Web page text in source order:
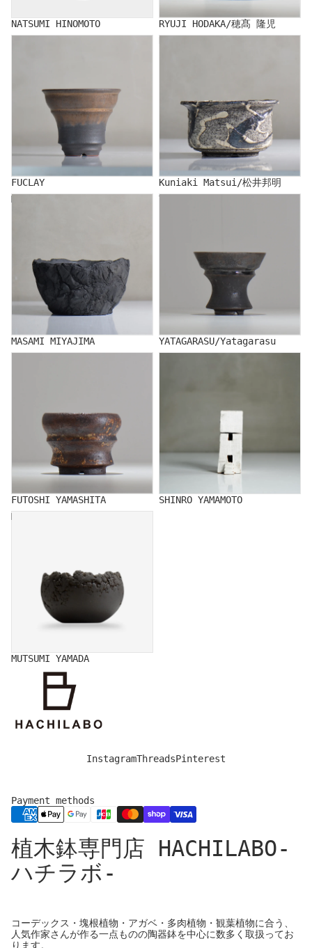
NATSUMI HINOMOTO
RYUJI HODAKA/穂髙 隆児
FUCLAY
Kuniaki Matsui/松井邦明
MASAMI MIYAJIMA
MASAMI MIYAJIMA
YATAGARASU/Yatagarasu
YATAGARASU/Yatagarasu
FUTOSHI YAMASHITA
SHINRO YAMAMOTO
MUTSUMI YAMADA
MUTSUMI YAMADA
InstagramThreadsPinterest
Payment methods
植木鉢専門店 HACHILABO-
ハチラボ-
コーデックス・塊根植物・アガベ・多肉植物・観葉植物に合う、
人気作家さんが作る一点ものの陶器鉢を中心に数多く取扱ってお
ります。
Privacy policy
Legal notice
Refund policy
Shipping policy
Cancellation policy
Terms of service